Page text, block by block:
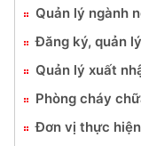
Quản lý ngành
Đăng ký, quản
Quản lý xuất
Phòng cháy
Đơn vị thực hiện